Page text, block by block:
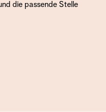
die passende Stelle